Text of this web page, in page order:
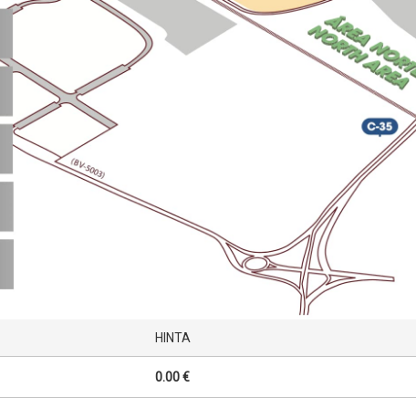
HINTA
0.00 €